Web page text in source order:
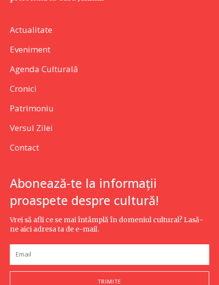
Actualitate
Eveniment
Agenda Culturală
Cronici
Patrimoniu
Versul Zilei
Contact
Abonează-te la informații
proaspete despre cultură!
Vrei să afli ce se mai întâmplă în domeniul cultural? Lasă-
ne aici adresa ta de e-mail.
TRIMITE